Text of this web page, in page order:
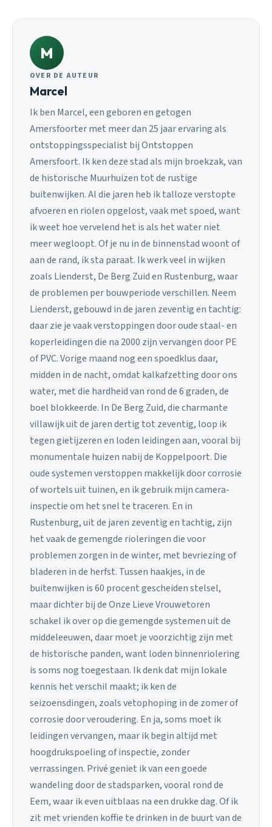
M
OVER DE AUTEUR
Marcel
Ik ben Marcel, een geboren en getogen
Amersfoorter met meer dan 25 jaar ervaring als
ontstoppingsspecialist bij Ontstoppen
Amersfoort. Ik ken deze stad als mijn broekzak, van
de historische Muurhuizen tot de rustige
buitenwijken. Al die jaren heb ik talloze verstopte
afvoeren en riolen opgelost, vaak met spoed, want
ik weet hoe vervelend het is als het water niet
meer wegloopt. Of je nu in de binnenstad woont of
aan de rand, ik sta paraat. Ik werk veel in wijken
zoals Lienderst, De Berg Zuid en Rustenburg, waar
de problemen per bouwperiode verschillen. Neem
Lienderst, gebouwd in de jaren zeventig en tachtig:
daar zie je vaak verstoppingen door oude staal- en
koperleidingen die na 2000 zijn vervangen door PE
of PVC. Vorige maand nog een spoedklus daar,
midden in de nacht, omdat kalkafzetting door ons
water, met die hardheid van rond de 6 graden, de
boel blokkeerde. In De Berg Zuid, die charmante
villawijk uit de jaren dertig tot zeventig, loop ik
tegen gietijzeren en loden leidingen aan, vooral bij
monumentale huizen nabij de Koppelpoort. Die
oude systemen verstoppen makkelijk door corrosie
of wortels uit tuinen, en ik gebruik mijn camera-
inspectie om het snel te traceren. En in
Rustenburg, uit de jaren zeventig en tachtig, zijn
het vaak de gemengde rioleringen die voor
problemen zorgen in de winter, met bevriezing of
bladeren in de herfst. Tussen haakjes, in de
buitenwijken is 60 procent gescheiden stelsel,
maar dichter bij de Onze Lieve Vrouwetoren
schakel ik over op die gemengde systemen uit de
middeleeuwen, daar moet je voorzichtig zijn met
de historische panden, want loden binnenriolering
is soms nog toegestaan. Ik denk dat mijn lokale
kennis het verschil maakt; ik ken de
seizoensdingen, zoals vetophoping in de zomer of
corrosie door veroudering. En ja, soms moet ik
leidingen vervangen, maar ik begin altijd met
hoogdrukspoeling of inspectie, zonder
verrassingen. Privé geniet ik van een goede
wandeling door de stadsparken, vooral rond de
Eem, waar ik even uitblaas na een drukke dag. Of ik
zit met vrienden koffie te drinken in de buurt van de